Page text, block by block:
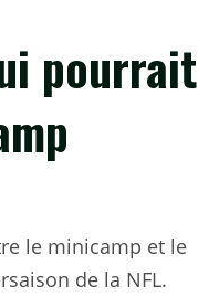
pourrait
le minicamp et le
de la NFL.